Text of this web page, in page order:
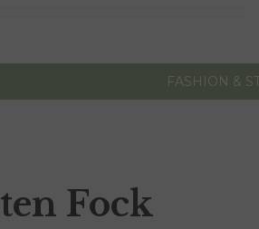
FASHION &
Fock